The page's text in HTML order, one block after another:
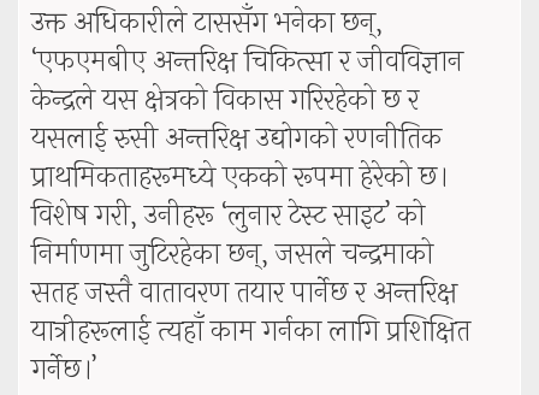
उक्त अधिकारीले टाससँग भनेका छन्,
‘एफएमबीए अन्तरिक्ष चिकित्सा र जीवविज्ञान
केन्द्रले यस क्षेत्रको विकास गरिरहेको छ र
यसलाई रुसी अन्तरिक्ष उद्योगको रणनीतिक
प्राथमिकताहरूमध्ये एकको रूपमा हेरेको छ।
विशेष गरी, उनीहरू ‘लुनार टेस्ट साइट’ को
निर्माणमा जुटिरहेका छन्, जसले चन्द्रमाको
सतह जस्तै वातावरण तयार पार्नेछ र अन्तरिक्ष
यात्रीहरूलाई त्यहाँ काम गर्नका लागि प्रशिक्षित
गर्नेछ।’